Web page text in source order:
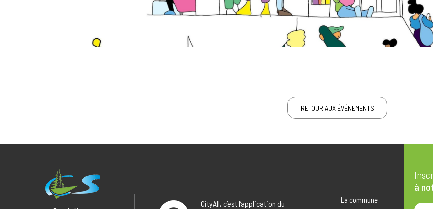
RETOUR AUX ÉVÉNEMENTS
CityAll, c’est l’application du
La commune
à